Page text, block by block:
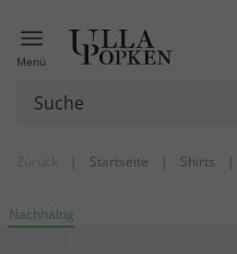
Menü
| Startseite | Shirts |
Nachhaltig